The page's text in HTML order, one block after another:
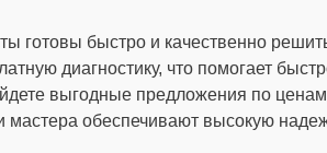
готовы быстро и качественно
диагностику, что помогает
выгодные предложения по
мастера обеспечивают высокую